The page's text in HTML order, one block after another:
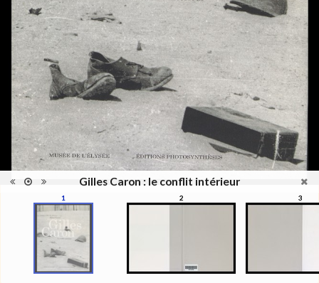
Gilles Caron : le conflit intérieur
1 2 3
Information
images
Couleur, Noir & Blanc
Nombre de
pages
415 pages
Format
27 x 22 cm
Langues
Français
ISBN/ISSN
ISBN 9782363980052